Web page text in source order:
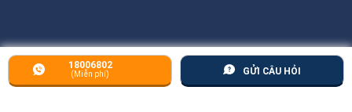
18006802
(Miễn phí) GỬI CÂU HỎI
Chính sách & Quy định chung: hỗ trợ, thanh